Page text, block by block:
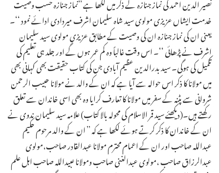
خدمت ایشاں عزیزی مولوی سید شاہ سلیمان اشرف میردادی ادائے نمود ‘‘۔
یعنی ان کی نماز جنازہ ان کی وصیت کے مطابق عزیزی مولوی سید سلیمان
اشرف نے پڑھائی ‘‘۔ اس وقت غالباً وہ کم عمر ہوں گے اور جلد ہی تعلیم کی
تکمیل کی ہوگی۔ سید بدرالدین عظیم آبادی جن کی کتاب حقیقت بھی کہانی بھی
میں مولانا کا ذکر اس حوالہ سے آیا ہے کہ ان کے والد نے مولانا حبیب الرحمن
شروانی سے پٹنہ کے سفر میں مولانا کا تعارف کرایا وہ بھی اسی خاندان سے تعلق
رکھتے ہیں۔(دیکھئے سید قمر الاسلام کی محولہ بالا کتاب) علامہ سید سلیمان ندوی نے
ان کے خاندان کا ذکر کرتے ہوئے لکھا ہے کہ ’’ ان کے والد مرحوم حکیم
عبداللہ صاحب اور ان کے اعمام محترم مولانا عبدالقادر صاحب،مولوی
عبدالرزاق صاحب ،مولوی عبدالغنی صاحب ومولانا عبیداللہ صاحب اہل علم